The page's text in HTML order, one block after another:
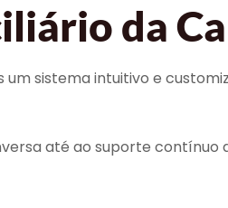
da
um sistema intuitivo e
até ao suporte contínuo